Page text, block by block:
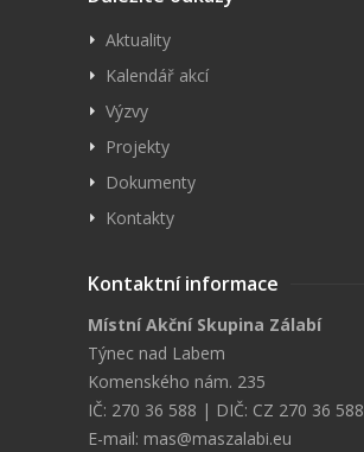
Aktuality
Kalendář akcí
Výzvy
Projekty
Dokumenty
Kontakty
Kontaktní informace
Místní Akční Skupina Zálabí
Týnec nad Labem
Komenského nám. 235
IČ: 270 36 588 | DIČ: CZ 270 36 588
E-mail: mas@maszalabi.eu